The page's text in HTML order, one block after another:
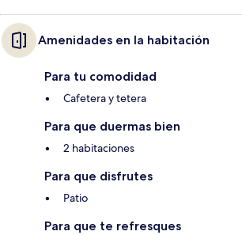
Amenidades en la habitación
Para tu comodidad
Cafetera y tetera
Para que duermas bien
2 habitaciones
Para que disfrutes
Patio
Para que te refresques